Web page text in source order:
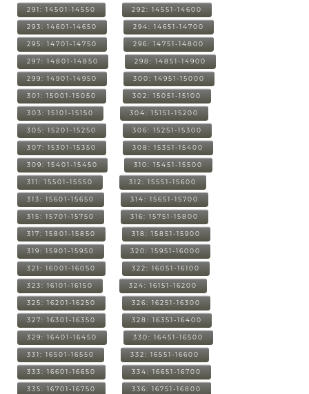
291: 14501-14550 292: 14551-14600
293: 14601-14650 294: 14651-14700
295: 14701-14750 296: 14751-14800
297: 14801-14850 298: 14851-14900
299: 14901-14950 300: 14951-15000
301: 15001-15050 302: 15051-15100
303: 15101-15150 304: 15151-15200
305: 15201-15250 306: 15251-15300
307: 15301-15350 308: 15351-15400
309: 15401-15450 310: 15451-15500
311: 15501-15550 312: 15551-15600
313: 15601-15650 314: 15651-15700
315: 15701-15750 316: 15751-15800
317: 15801-15850 318: 15851-15900
319: 15901-15950 320: 15951-16000
321: 16001-16050 322: 16051-16100
323: 16101-16150 324: 16151-16200
325: 16201-16250 326: 16251-16300
327: 16301-16350 328: 16351-16400
329: 16401-16450 330: 16451-16500
331: 16501-16550 332: 16551-16600
333: 16601-16650 334: 16651-16700
335: 16701-16750 336: 16751-16800